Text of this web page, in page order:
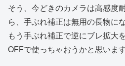
そう、今どきのカメラは高感度
ら、手ぶれ補正は無用の長物に
もう手ぶれ補正で逆にブレ拡大
OFFで使っちゃおうかと思います